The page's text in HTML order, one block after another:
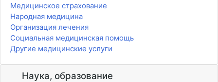
Медицинское страхование
Народная медицина
Организация лечения
Социальная медицинская помощь
Другие медицинские услуги
Наука, образование